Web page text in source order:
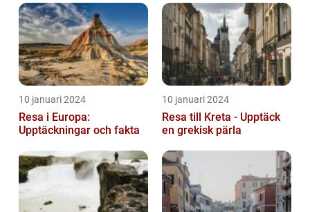
10 januari 2024
Resa i Europa:
Upptäckningar och fakta
10 januari 2024
Resa till Kreta - Upptäck
en grekisk pärla